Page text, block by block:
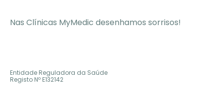
Nas Clínicas MyMedic desenhamos sorrisos!
Entidade Reguladora da Saúde
Registo Nº E132142